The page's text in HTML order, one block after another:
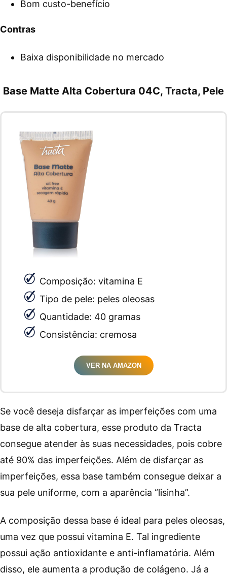
Bom custo-benefício
Contras
Baixa disponibilidade no mercado
Base Matte Alta Cobertura 04C, Tracta, Pele
Composição: vitamina E
Tipo de pele: peles oleosas
Quantidade: 40 gramas
Consistência: cremosa
VER NA AMAZON
Se você deseja disfarçar as imperfeições com uma
base de alta cobertura, esse produto da Tracta
consegue atender às suas necessidades, pois cobre
até 90% das imperfeições. Além de disfarçar as
imperfeições, essa base também consegue deixar a
sua pele uniforme, com a aparência “lisinha”.
A composição dessa base é ideal para peles oleosas,
uma vez que possui vitamina E. Tal ingrediente
possui ação antioxidante e anti-inflamatória. Além
disso, ele aumenta a produção de colágeno. Já a